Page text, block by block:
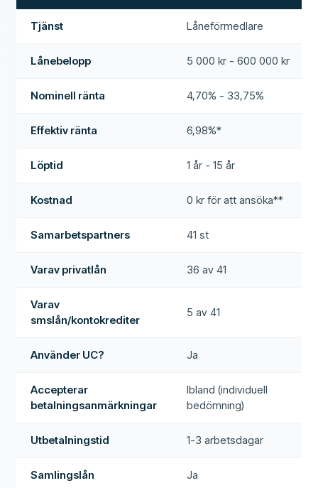
Tjänst Låneförmedlare
Lånebelopp 5 000 kr - 600 000 kr
Nominell ränta 4,70% - 33,75%
Effektiv ränta 6,98%*
Löptid 1 år - 15 år
Kostnad 0 kr för att ansöka**
Samarbetspartners 41 st
Varav privatlån 36 av 41
Varav
smslån/kontokrediter
5 av 41
Använder UC? Ja
Accepterar
betalningsanmärkningar
Ibland (individuell
bedömning)
Utbetalningstid 1-3 arbetsdagar
Samlingslån Ja